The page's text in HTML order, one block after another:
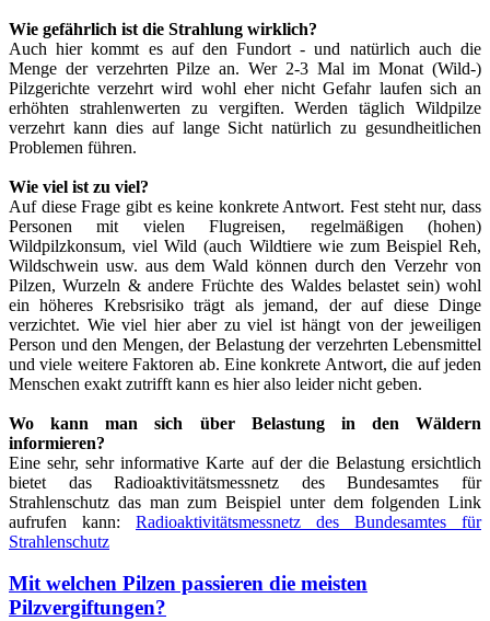
Wie gefährlich ist die Strahlung wirklich?
Auch hier kommt es auf den Fundort - und natürlich auch die
Menge der verzehrten Pilze an. Wer 2-3 Mal im Monat (Wild-)
Pilzgerichte verzehrt wird wohl eher nicht Gefahr laufen sich an
erhöhten strahlenwerten zu vergiften. Werden täglich Wildpilze
verzehrt kann dies auf lange Sicht natürlich zu gesundheitlichen
Problemen führen.
Wie viel ist zu viel?
Auf diese Frage gibt es keine konkrete Antwort. Fest steht nur, dass
Personen mit vielen Flugreisen, regelmäßigen (hohen)
Wildpilzkonsum, viel Wild (auch Wildtiere wie zum Beispiel Reh,
Wildschwein usw. aus dem Wald können durch den Verzehr von
Pilzen, Wurzeln & andere Früchte des Waldes belastet sein) wohl
ein höheres Krebsrisiko trägt als jemand, der auf diese Dinge
verzichtet. Wie viel hier aber zu viel ist hängt von der jeweiligen
Person und den Mengen, der Belastung der verzehrten Lebensmittel
und viele weitere Faktoren ab. Eine konkrete Antwort, die auf jeden
Menschen exakt zutrifft kann es hier also leider nicht geben.
Wo kann man sich über Belastung in den Wäldern
informieren?
Eine sehr, sehr informative Karte auf der die Belastung ersichtlich
bietet das Radioaktivitätsmessnetz des Bundesamtes für
Strahlenschutz das man zum Beispiel unter dem folgenden Link
aufrufen kann: Radioaktivitätsmessnetz des Bundesamtes für
Strahlenschutz
Mit welchen Pilzen passieren die meisten
Pilzvergiftungen?